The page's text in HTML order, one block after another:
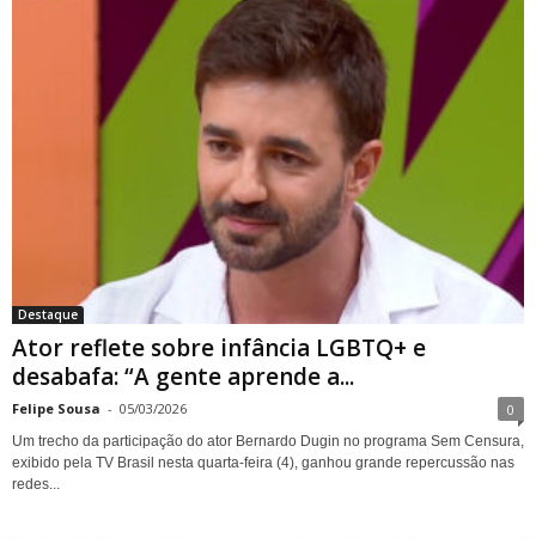
Destaque
Ator reflete sobre infância LGBTQ+ e
desabafa: “A gente aprende a...
Felipe Sousa - 05/03/2026 0
Um trecho da participação do ator Bernardo Dugin no programa Sem Censura,
exibido pela TV Brasil nesta quarta-feira (4), ganhou grande repercussão nas
redes...